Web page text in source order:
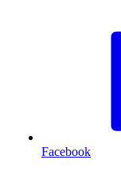
Facebook